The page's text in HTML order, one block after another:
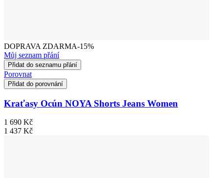
DOPRAVA ZDARMA-15%
Můj seznam přání
Přidat do seznamu přání
Porovnat
Přidat do porovnání
Kraťasy Ocún NOYA Shorts Jeans Women
1 690 Kč
1 437 Kč